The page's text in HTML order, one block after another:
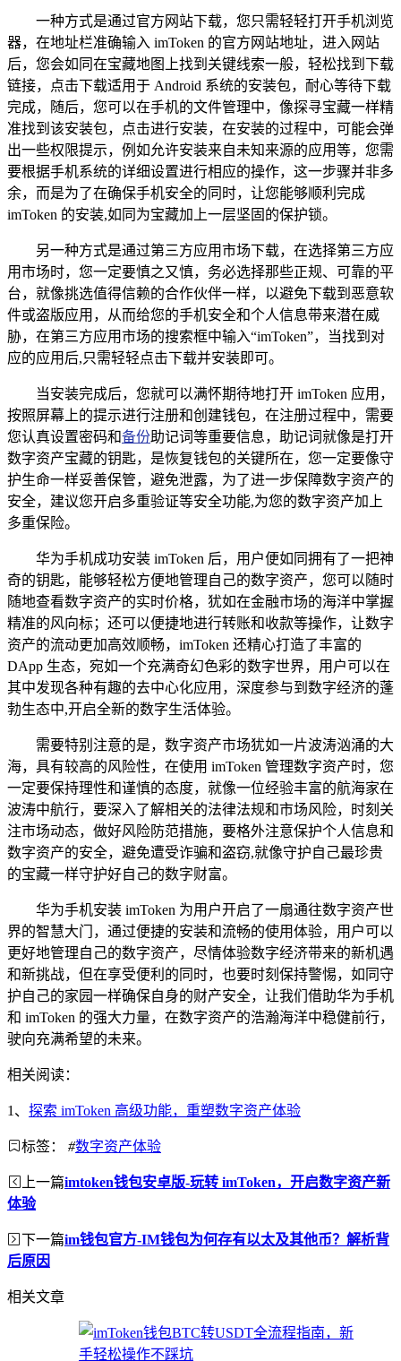
一种方式是通过官方网站下载，您只需轻轻打开手机浏览
器，在地址栏准确输入 imToken 的官方网站地址，进入网站
后，您会如同在宝藏地图上找到关键线索一般，轻松找到下载
链接，点击下载适用于 Android 系统的安装包，耐心等待下载
完成，随后，您可以在手机的文件管理中，像探寻宝藏一样精
准找到该安装包，点击进行安装，在安装的过程中，可能会弹
出一些权限提示，例如允许安装来自未知来源的应用等，您需
要根据手机系统的详细设置进行相应的操作，这一步骤并非多
余，而是为了在确保手机安全的同时，让您能够顺利完成
imToken 的安装,如同为宝藏加上一层坚固的保护锁。
另一种方式是通过第三方应用市场下载，在选择第三方应
用市场时，您一定要慎之又慎，务必选择那些正规、可靠的平
台，就像挑选值得信赖的合作伙伴一样，以避免下载到恶意软
件或盗版应用，从而给您的手机安全和个人信息带来潜在威
胁，在第三方应用市场的搜索框中输入“imToken”，当找到对
应的应用后,只需轻轻点击下载并安装即可。
当安装完成后，您就可以满怀期待地打开 imToken 应用，
按照屏幕上的提示进行注册和创建钱包，在注册过程中，需要
您认真设置密码和备份助记词等重要信息，助记词就像是打开
数字资产宝藏的钥匙，是恢复钱包的关键所在，您一定要像守
护生命一样妥善保管，避免泄露，为了进一步保障数字资产的
安全，建议您开启多重验证等安全功能,为您的数字资产加上
多重保险。
华为手机成功安装 imToken 后，用户便如同拥有了一把神
奇的钥匙，能够轻松方便地管理自己的数字资产，您可以随时
随地查看数字资产的实时价格，犹如在金融市场的海洋中掌握
精准的风向标；还可以便捷地进行转账和收款等操作，让数字
资产的流动更加高效顺畅，imToken 还精心打造了丰富的
DApp 生态，宛如一个充满奇幻色彩的数字世界，用户可以在
其中发现各种有趣的去中心化应用，深度参与到数字经济的蓬
勃生态中,开启全新的数字生活体验。
需要特别注意的是，数字资产市场犹如一片波涛汹涌的大
海，具有较高的风险性，在使用 imToken 管理数字资产时，您
一定要保持理性和谨慎的态度，就像一位经验丰富的航海家在
波涛中航行，要深入了解相关的法律法规和市场风险，时刻关
注市场动态，做好风险防范措施，要格外注意保护个人信息和
数字资产的安全，避免遭受诈骗和盗窃,就像守护自己最珍贵
的宝藏一样守护好自己的数字财富。
华为手机安装 imToken 为用户开启了一扇通往数字资产世
界的智慧大门，通过便捷的安装和流畅的使用体验，用户可以
更好地管理自己的数字资产，尽情体验数字经济带来的新机遇
和新挑战，但在享受便利的同时，也要时刻保持警惕，如同守
护自己的家园一样确保自身的财产安全，让我们借助华为手机
和 imToken 的强大力量，在数字资产的浩瀚海洋中稳健前行，
驶向充满希望的未来。
相关阅读：
1、 探索 imToken 高级功能，重塑数字资产体验
标签： #数字资产体验
上一篇imtoken钱包安卓版-玩转 imToken，开启数字资产新
体验
下一篇im钱包官方-IM钱包为何存有以太及其他币？解析背
后原因
相关文章